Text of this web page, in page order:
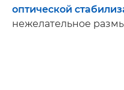
оптической
нежелательное